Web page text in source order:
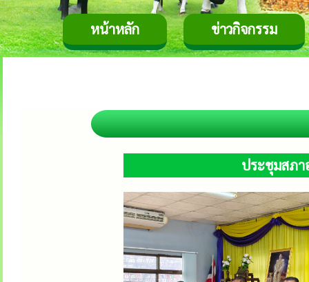
หน้าหลัก ข่าวกิจกรรม
ประชุมสภา